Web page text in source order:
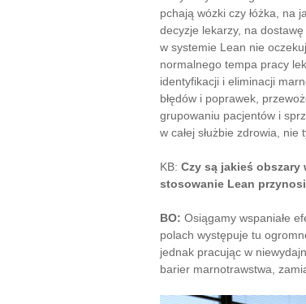
pchają wózki czy łóżka, na
decyzje lekarzy, na
w systemie Lean nie
normalnego tempa pracy
identyfikacji i eliminacji
błędów i poprawek,
grupowaniu pacjentów i
w całej służbie zdrowia, nie
KB: Czy są jakieś
stosowanie Lean
BO: Osiągamy wspaniałe
polach występuje tu
jednak pracując w
barier marnotrawstwa,